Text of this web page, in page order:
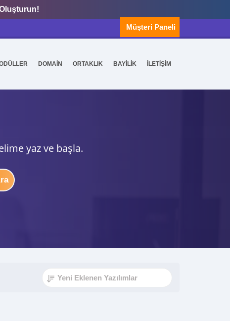
Müşteri Paneli
DOMAİN ORTAKLIK BAYİLİK İLETİŞİM
yaz ve başla.